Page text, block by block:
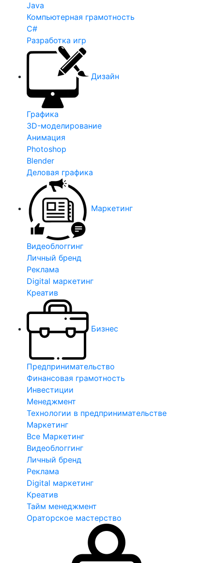
Java
Компьютерная грамотность
C#
Разработка игр
Дизайн
Графика
3D-моделирование
Анимация
Photoshop
Blender
Деловая графика
Маркетинг
Видеоблоггинг
Личный бренд
Реклама
Digital маркетинг
Креатив
Бизнес
Предпринимательство
Финансовая грамотность
Инвестиции
Менеджмент
Технологии в предпринимательстве
Маркетинг
Все Маркетинг
Видеоблоггинг
Личный бренд
Реклама
Digital маркетинг
Креатив
Тайм менеджмент
Ораторское мастерство